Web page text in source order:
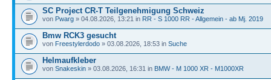
SC Project CR-T Teilgenehmigung Schweiz
von Pwarg » 04.08.2026, 13:21 in RR - S 1000 RR - Allgemein - ab Mj. 2019
Bmw RCK3 gesucht
von Freestylerdodo » 03.08.2026, 18:53 in Suche
Helmaufkleber
von Snakeskin » 03.08.2026, 16:31 in BMW - M 1000 XR - M1000XR